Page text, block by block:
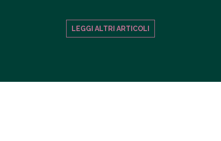
LEGGI ALTRI ARTICOLI